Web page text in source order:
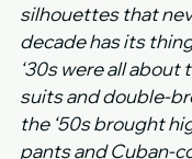
silhouettes that
decade has its
‘30s were all
suits and double-
the ‘50s brought
pants and Cuban-